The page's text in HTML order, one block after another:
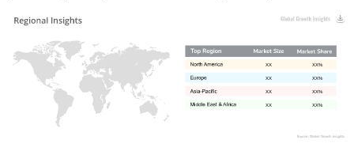
XX%
XX
XX%
XX
XX%
XX
XX%
XX